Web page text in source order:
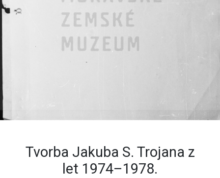
Tvorba Jakuba S. Trojana z
let 1974–1978.